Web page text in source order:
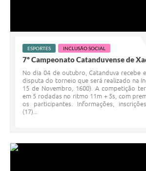
Galeria de Vídeos
Projetos
Links
Telefones Úteis
A Prefeitura
Jornal
ESPORTES INCLUSÃO SOCIAL
7º Campeonato Catanduvense de
No dia 04 de outubro, Catanduva recebe
disputa do torneio que será realizado na
15 de Novembro, 1600). A competição
em 5 rodadas no ritmo 11m + 5s, com
os participantes. Informações,
(17)...